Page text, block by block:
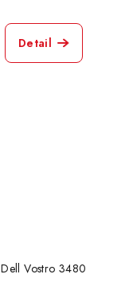
Detail
Dell Vostro 3480